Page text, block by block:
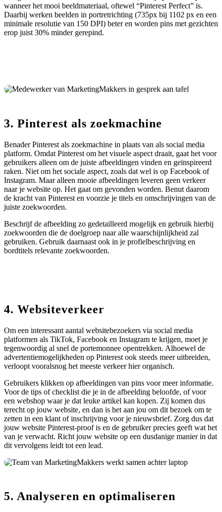
wanneer het mooi beeldmateriaal, oftewel “Pinterest Perfect” is.
Daarbij werken beelden in portretrichting (735px bij 1102 px en een
minimale resolutie van 150 DPI) beter en worden pins met gezichten
erop juist 30% minder gerepind.
3. Pinterest als zoekmachine
Benader Pinterest als zoekmachine in plaats van als social media
platform. Omdat Pinterest om het visuele aspect draait, gaat het voor
gebruikers alleen om de juiste afbeeldingen vinden en geïnspireerd
raken. Niet om het sociale aspect, zoals dat wel is op Facebook of
Instagram. Maar alleen mooie afbeeldingen leveren geen verkeer
naar je website op. Het gaat om gevonden worden. Benut daarom
de kracht van Pinterest en voorzie je titels en omschrijvingen van de
juiste zoekwoorden.
Beschrijf de afbeelding zo gedetailleerd mogelijk en gebruik hierbij
zoekwoorden die de doelgroep naar alle waarschijnlijkheid zal
gebruiken. Gebruik daarnaast ook in je profielbeschrijving en
bordtitels relevante zoekwoorden.
4. Websiteverkeer
Om een interessant aantal websitebezoekers via social media
platformen als TikTok, Facebook en Instagram te krijgen, moet je
tegenwoordig al snel de portemonnee opentrekken. Alhoewel de
advertentiemogelijkheden op Pinterest ook steeds meer uitbreiden,
verloopt vooralsnog het meeste verkeer hier organisch.
Gebruikers klikken op afbeeldingen van pins voor meer informatie.
Voor de tips of checklist die je in de afbeelding beloofde, of voor
een webshop waar je dat leuke artikel kan kopen. Zij komen dus
terecht op jouw website, en dan is het aan jou om dit bezoek om te
zetten in een klant of inschrijving voor je nieuwsbrief. Zorg dus dat
jouw website Pinterest-proof is en de gebruiker precies geeft wat het
van je verwacht. Richt jouw website op een dusdanige manier in dat
dit vervolgens leidt tot een lead.
5. Analyseren en optimaliseren